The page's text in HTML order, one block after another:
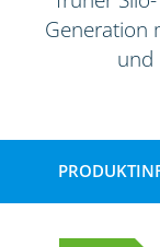
Generation
und